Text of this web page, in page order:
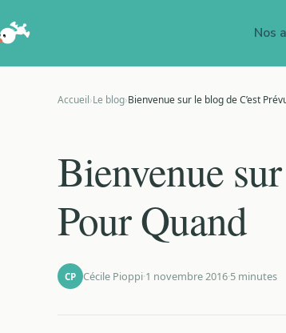
Nos
Accueil›Le blog›Bienvenue sur le blog de C’est
Bienvenue
Pour Quand
CP Cécile Pioppi·1 novembre 2016·5 minutes